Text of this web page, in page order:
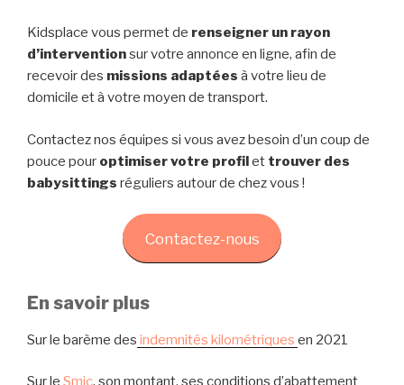
Kidsplace vous permet de renseigner un rayon
d’interventionsur votre annonce en ligne, afin de
recevoir des missions adaptées à votre lieu de
domicile et à votre moyen de transport.
Contactez nos équipes si vous avez besoin d’un coup de
pouce pour optimiser votre profilet trouver des
babysittings réguliers autour de chez vous !
Contactez-nous
En savoir plus
Sur le barème des indemnités kilométriques en 2021